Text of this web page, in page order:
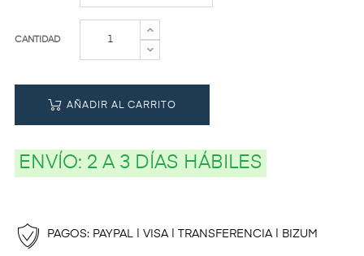
CANTIDAD
AÑADIR AL CARRITO
ENVÍO: 2 A 3 DÍAS HÁBILES
PAGOS: PAYPAL | VISA | TRANSFERENCIA | BIZUM